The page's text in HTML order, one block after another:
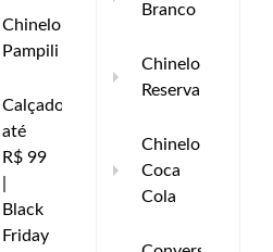
Chinelo
Pampili
Calçados
até
R$ 99
Black
Friday
Branco
Chinelo
Reserva
Chinelo
Coca
Cola